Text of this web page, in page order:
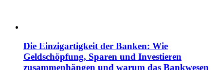
Die Einzigartigkeit der Banken: Wie
Geldschöpfung, Sparen und Investieren
zusammenhängen und warum das Bankwesen